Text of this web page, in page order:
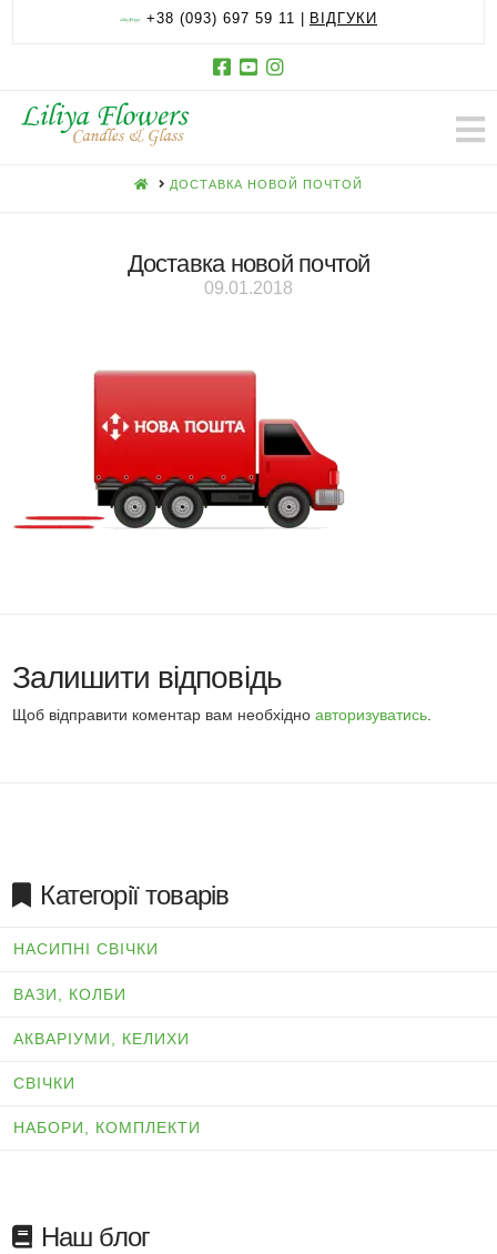
+38 (093) 697 59 11 | ВІДГУКИ
HOMEДОСТАВКА НОВОЙ ПОЧТОЙ
Доставка новой почтой
09.01.2018
Залишити відповідь
Щоб відправити коментар вам необхідноавторизуватись.
Категорії товарів
НАСИПНІ СВІЧКИ
ВАЗИ, КОЛБИ
АКВАРІУМИ, КЕЛИХИ
СВІЧКИ
НАБОРИ, КОМПЛЕКТИ
Наш блог